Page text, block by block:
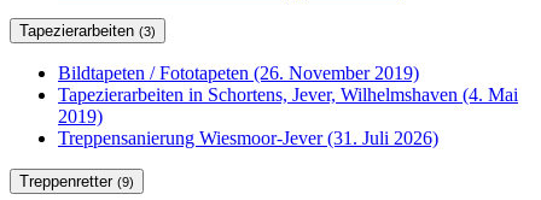
Tapezierarbeiten (3)
Bildtapeten / Fototapeten (26. November 2019)
Tapezierarbeiten in Schortens, Jever, Wilhelmshaven (4. Mai
2019)
Treppensanierung Wiesmoor-Jever (31. Juli 2026)
Treppenretter (9)